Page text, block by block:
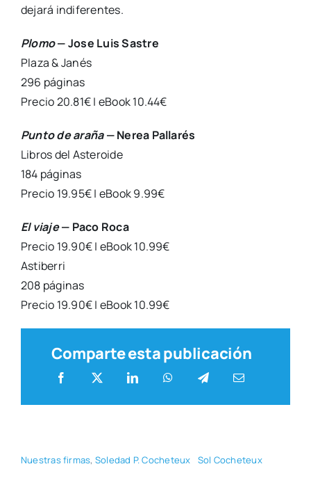
deja­rá indi­fe­ren­tes.
Plo­mo— Jose Luis Sas­tre
Pla­za & Janés
296 pági­nas
Pre­cio 20.81€ | eBook 10.44€
Pun­to de ara­ña— Nerea Palla­rés
Libros del Aste­roi­de
184 pági­nas
Pre­cio 19.95€ | eBook 9.99€
El via­je— Paco Roca
Pre­cio 19.90€ | eBook 10.99€
Asti­be­rri
208 pági­nas
Pre­cio 19.90€ | eBook 10.99€
Comparte esta publicación
Nues­tras fir­mas, Sole­dad P. Coche­teux Sol Coche­teux